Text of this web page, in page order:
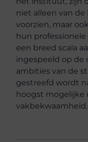
niet alleen van
voorzien, maar
hun
een breed scala
ingespeeld op de
ambities van de
gestreefd wordt
hoogst mogelijke
vakbekwaamheid.